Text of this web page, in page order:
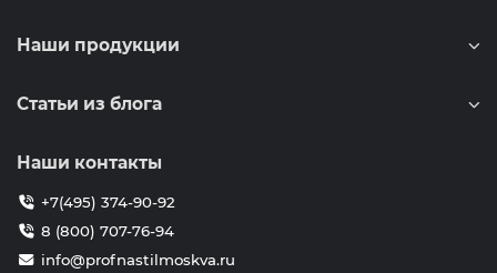
Наши продукции
Статьи из блога
Наши контакты
+7(495) 374-90-92
8 (800) 707-76-94
info@profnastilmoskva.ru